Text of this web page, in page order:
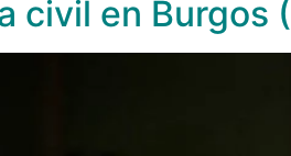
civil en Burgos